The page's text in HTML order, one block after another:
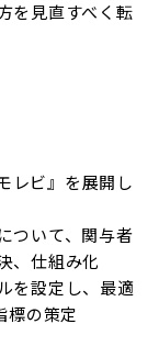
を見直すべく転
レビ』を展開し
ついて、関与者
、仕組み化
を設定し、最適
標の策定